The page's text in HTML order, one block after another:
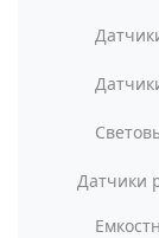
Датчики